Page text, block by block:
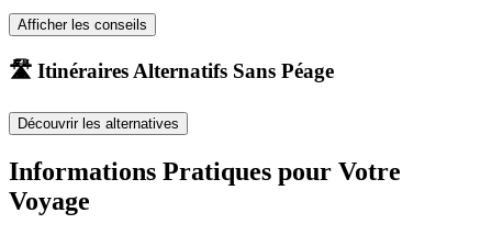
Afficher les conseils
🛣️ Itinéraires Alternatifs Sans Péage
Découvrir les alternatives
Informations Pratiques pour Votre
Voyage